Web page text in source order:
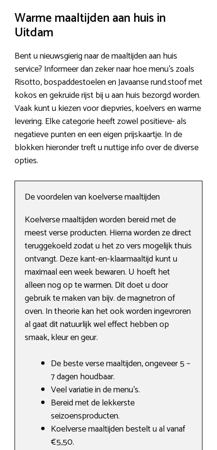
Warme maaltijden aan huis in
Uitdam
Bent u nieuwsgierig naar de maaltijden aan huis
service? Informeer dan zeker naar hoe menu’s zoals
Risotto, bospaddestoelen en Javaanse rund.stoof met
kokos en gekruide rijst bij u aan huis bezorgd worden.
Vaak kunt u kiezen voor diepvries, koelvers en warme
levering. Elke categorie heeft zowel positieve- als
negatieve punten en een eigen prijskaartje. In de
blokken hieronder treft u nuttige info over de diverse
opties.
De voordelen van koelverse maaltijden
Koelverse maaltijden worden bereid met de
meest verse producten. Hierna worden ze direct
teruggekoeld zodat u het zo vers mogelijk thuis
ontvangt. Deze kant-en-klaarmaaltijd kunt u
maximaal een week bewaren. U hoeft het
alleen nog op te warmen. Dit doet u door
gebruik te maken van bijv. de magnetron of
oven. In theorie kan het ook worden ingevroren
al gaat dit natuurlijk wel effect hebben op
smaak, kleur en geur.
De beste verse maaltijden, ongeveer 5 –
7 dagen houdbaar.
Veel variatie in de menu’s.
Bereid met de lekkerste
seizoensproducten.
Koelverse maaltijden bestelt u al vanaf
€5,50.